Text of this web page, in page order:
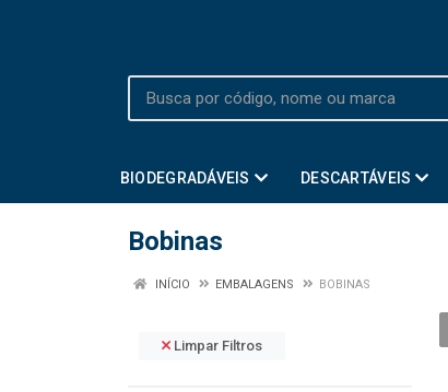
BIODEGRADÁVEIS DESCARTÁVEIS
Bobinas
INÍCIO EMBALAGENS BOBINAS
Limpar Filtros